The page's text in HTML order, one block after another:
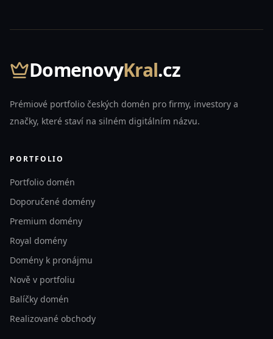
DomenovyKral.cz
Prémiové portfolio českých domén pro firmy, investory a
značky, které staví na silném digitálním názvu.
PORTFOLIO
Portfolio domén
Doporučené domény
Premium domény
Royal domény
Domény k pronájmu
Nově v portfoliu
Balíčky domén
Realizované obchody